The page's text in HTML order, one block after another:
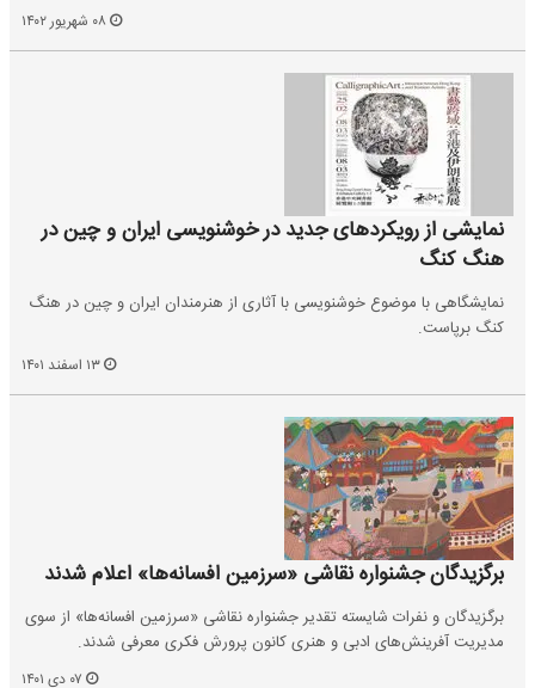
نمایشی از رویکردهای جدید در خوشنویسی ایران و چین در
هنگ کنگ
نمایشگاهی با موضوع خوشنویسی با آثاری از هنرمندان ایران و چین در هنگ
کنگ برپاست.
برگزیدگان جشنواره نقاشی «سرزمین افسانه‌ها» اعلام شدند
برگزیدگان و نفرات شایسته تقدیر جشنواره نقاشی «سرزمین افسانه‌ها» از سوی
مدیریت آفرینش‌های ادبی و هنری کانون پرورش فکری معرفی شدند.